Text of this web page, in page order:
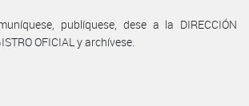
publíquese, dese a la DIRECCIÓN
OFICIAL y archívese.